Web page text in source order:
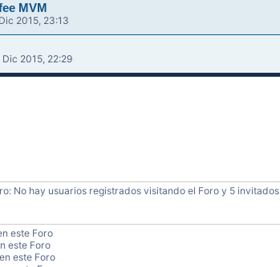
MVM
2015, 23:13
Dic 2015, 22:29
No hay usuarios registrados visitando el Foro y 5 invitados
este Foro
este Foro
este Foro